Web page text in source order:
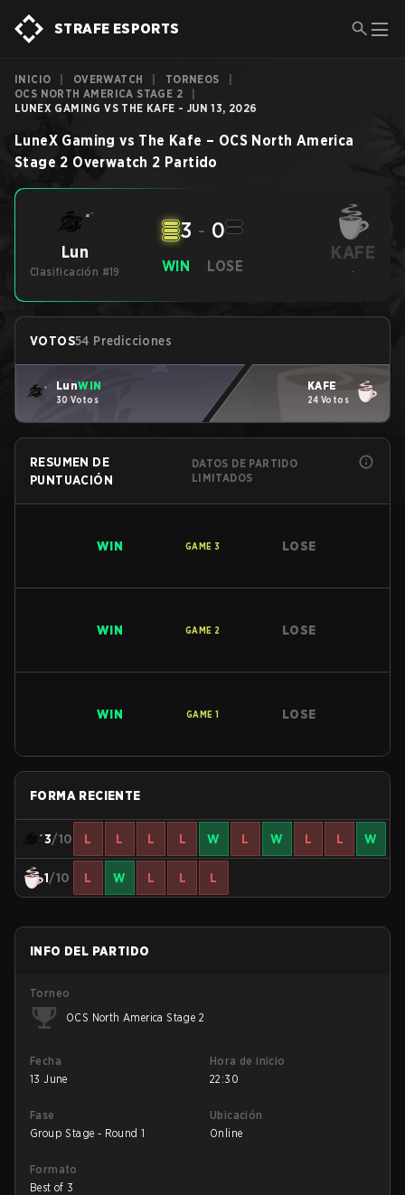
STRAFE ESPORTS
INICIO OVERWATCH TORNEOS
OCS NORTH AMERICA STAGE 2
LUNEX GAMING VS THE KAFE - JUN 13, 2026
LuneX Gaming vs The Kafe – OCS North America
Stage 2 Overwatch 2 Partido
Lun
Clasificación #19 WIN
3 - 0
LOSE
KAFE
-
VOTOS54 Predicciones
LunWIN
30 Votos
KAFE
24 Votos
RESUMEN DE
PUNTUACIÓN
DATOS DE PARTIDO
LIMITADOS
WIN GAME 3 LOSE
WIN GAME 2 LOSE
WIN GAME 1 LOSE
FORMA RECIENTE
3/10 L L L L W L W L L W
1/10 L W L L L
INFO DEL PARTIDO
Torneo
OCS North America Stage 2
Fecha
13 June
Hora de inicio
22:30
Fase
Group Stage - Round 1
Ubicación
Online
Formato
Best of 3